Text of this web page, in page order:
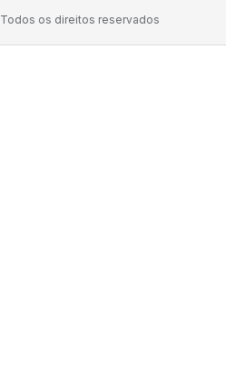
Todos os direitos reservados